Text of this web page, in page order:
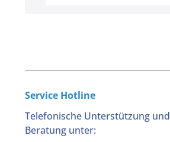
Service Hotline
Telefonische Unterstützung und
Beratung unter: